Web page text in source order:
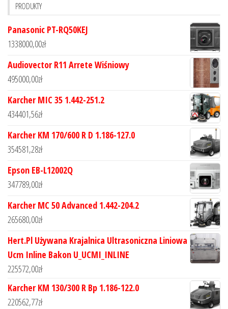
PRODUKTY
Panasonic PT-RQ50KEJ
1338000,00zł
Audiovector R11 Arrete Wiśniowy
495000,00zł
Karcher MIC 35 1.442-251.2
434401,56zł
Karcher KM 170/600 R D 1.186-127.0
354581,28zł
Epson EB-L12002Q
347789,00zł
Karcher MC 50 Advanced 1.442-204.2
265680,00zł
Hert.Pl Używana Krajalnica Ultrasoniczna Liniowa
Ucm Inline Bakon U_UCMI_INLINE
225572,00zł
Karcher KM 130/300 R Bp 1.186-122.0
220562,77zł